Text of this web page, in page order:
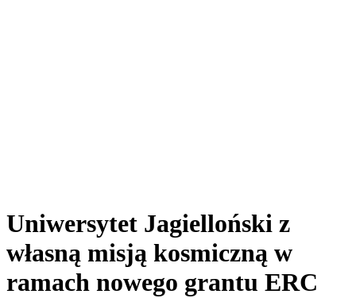
Uniwersytet Jagielloński z
własną misją kosmiczną w
ramach nowego grantu ERC